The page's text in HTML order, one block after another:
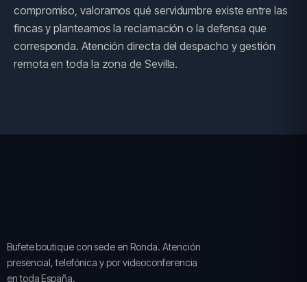
compromiso, valoramos qué servidumbre existe entre las
fincas y planteamos la reclamación o la defensa que
corresponda. Atención directa del despacho y gestión
remota en toda la zona de Sevilla.
Bufete boutique con sede en Ronda. Atención
presencial, telefónica y por videoconferencia
en toda España.